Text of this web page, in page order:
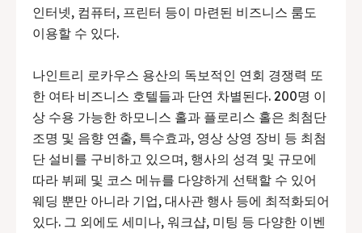
인터넷, 컴퓨터, 프린터 등이 마련된 비즈니스 룸도
이용할 수 있다.
나인트리 로카우스 용산의 독보적인 연회 경쟁력 또
한 여타 비즈니스 호텔들과 단연 차별된다. 200명 이
상 수용 가능한 하모니스 홀과 플로리스 홀은 최첨단
조명 및 음향 연출, 특수효과, 영상 상영 장비 등 최첨
단 설비를 구비하고 있으며, 행사의 성격 및 규모에
따라 뷔페 및 코스 메뉴를 다양하게 선택할 수 있어
웨딩 뿐만 아니라 기업, 대사관 행사 등에 최적화되어
있다. 그 외에도 세미나, 워크샵, 미팅 등 다양한 이벤